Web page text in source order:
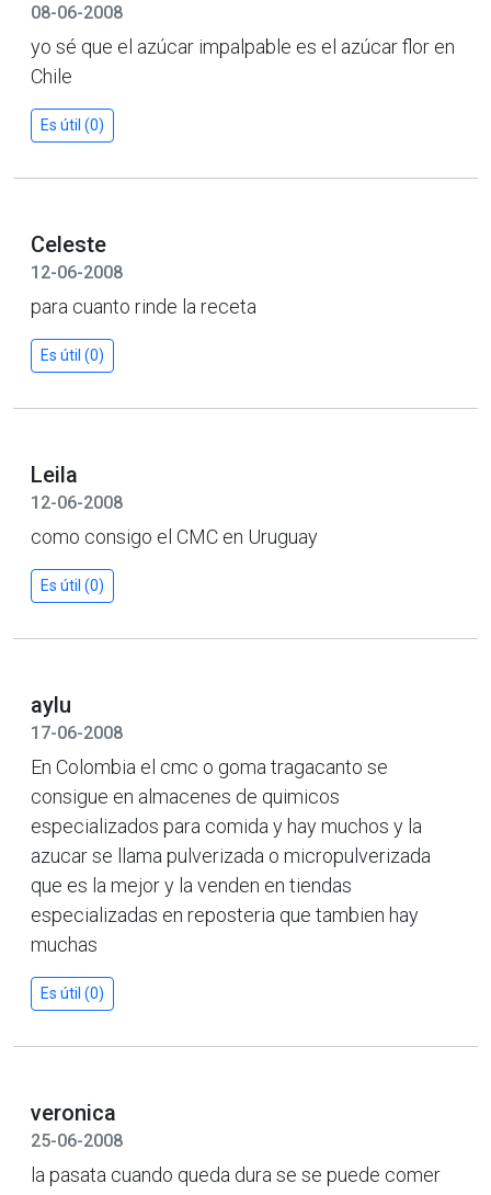
08-06-2008
yo sé que el azúcar impalpable es el azúcar flor en
Chile
Es útil (0)
Celeste
12-06-2008
para cuanto rinde la receta
Es útil (0)
Leila
12-06-2008
como consigo el CMC en Uruguay
Es útil (0)
aylu
17-06-2008
En Colombia el cmc o goma tragacanto se
consigue en almacenes de quimicos
especializados para comida y hay muchos y la
azucar se llama pulverizada o micropulverizada
que es la mejor y la venden en tiendas
especializadas en reposteria que tambien hay
muchas
Es útil (0)
veronica
25-06-2008
la pasata cuando queda dura se se puede comer